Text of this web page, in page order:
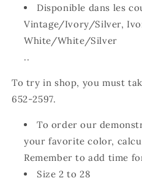
Disponible dans les
Vintage/Ivory/Silver,
White/White/Silver
..
To try in shop, you must
652-2597.
To order our
your favorite color,
Remember to add time
Size 2 to 28